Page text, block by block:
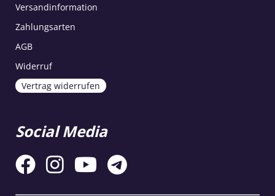
Versandinformation
Zahlungsarten
AGB
Widerruf
Vertrag widerrufen
Social Media